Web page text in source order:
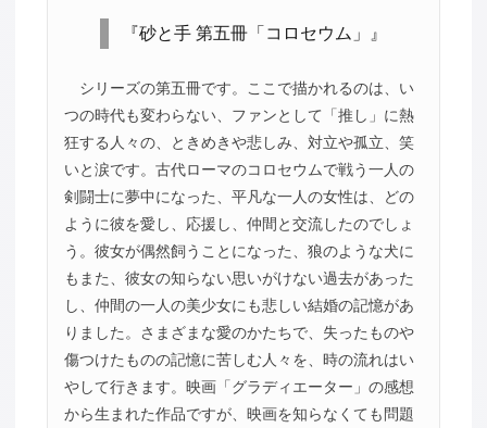
『砂と手 第五冊「コロセウム」』
シリーズの第五冊です。ここで描かれるのは、い
つの時代も変わらない、ファンとして「推し」に熱
狂する人々の、ときめきや悲しみ、対立や孤立、笑
いと涙です。古代ローマのコロセウムで戦う一人の
剣闘士に夢中になった、平凡な一人の女性は、どの
ように彼を愛し、応援し、仲間と交流したのでしょ
う。彼女が偶然飼うことになった、狼のような犬に
もまた、彼女の知らない思いがけない過去があった
し、仲間の一人の美少女にも悲しい結婚の記憶があ
りました。さまざまな愛のかたちで、失ったものや
傷つけたものの記憶に苦しむ人々を、時の流れはい
やして行きます。映画「グラディエーター」の感想
から生まれた作品ですが、映画を知らなくても問題